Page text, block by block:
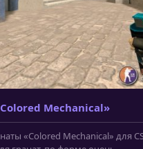
Mechanical»
«Colored Mechanical» для